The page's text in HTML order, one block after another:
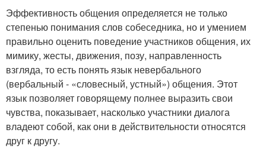
Эффективность общения определяется не только
степенью понимания слов собеседника, но и умением
правильно оценить поведение участников общения, их
мимику, жесты, движения, позу, направленность
взгляда, то есть понять язык невербального
(вербальный - «словесный, устный») общения. Этот
язык позволяет говорящему полнее выразить свои
чувства, показывает, насколько участники диалога
владеют собой, как они в действительности относятся
друг к другу.